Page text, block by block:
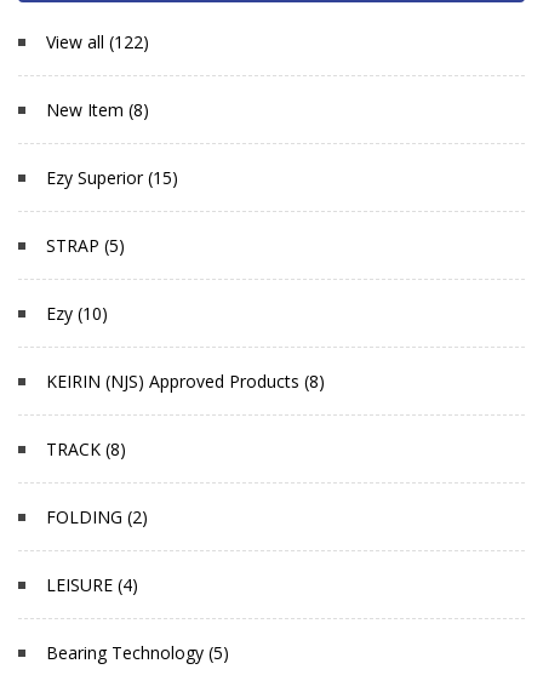
View all (122)
New Item (8)
Ezy Superior (15)
STRAP (5)
Ezy (10)
KEIRIN (NJS) Approved Products (8)
TRACK (8)
FOLDING (2)
LEISURE (4)
Bearing Technology (5)